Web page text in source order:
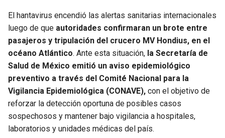
PACKERS
VIKINGS
SAINTS
TIMBERWOLVES
THUNDER
El hantavirus encendió las alertas sanitarias internacionales
luego de que autoridades confirmaran un brote entre
pasajeros y tripulación del crucero MV Hondius, en el
océano Atlántico. Ante esta situación, la Secretaría de
Salud de México emitió un aviso epidemiológico
preventivo a través del Comité Nacional para la
Vigilancia Epidemiológica (CONAVE), con el objetivo de
reforzar la detección oportuna de posibles casos
sospechosos y mantener bajo vigilancia a hospitales,
laboratorios y unidades médicas del país.